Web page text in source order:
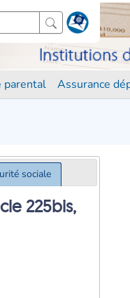
parental Assurance
sociale
225bis,